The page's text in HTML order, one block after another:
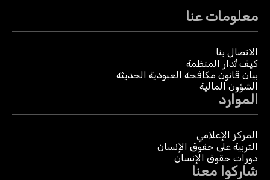
معلومات عنا
الاتصال بنا
كيف تُدار المنظمة
بيان قانون مكافحة العبودية الحديثة
الشؤون المالية
الموارد
المركز الإعلامي
التربية على حقوق الإنسان
دورات حقوق الإنسان
شاركوا معنا